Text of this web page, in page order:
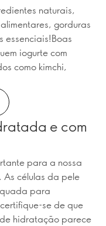
naturais,
gorduras
essenciais!Boas
iogurte com
como kimchi,
e com
para a nossa
As células da pele
para
se de que
hidratação parece